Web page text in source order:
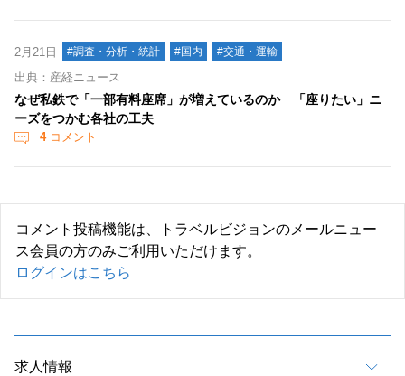
2月21日 #調査・分析・統計 #国内 #交通・運輸
出典：産経ニュース
なぜ私鉄で「一部有料座席」が増えているのか 「座りたい」ニ
ーズをつかむ各社の工夫
4コメント
コメント投稿機能は、トラベルビジョンのメールニュー
ス会員の方のみご利用いただけます。
ログインはこちら
求人情報